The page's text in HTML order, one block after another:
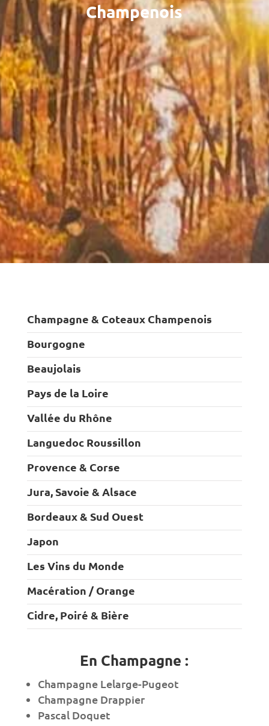
Champenois
Champagne & Coteaux Champenois
Bourgogne
Beaujolais
Pays de la Loire
Vallée du Rhône
Languedoc Roussillon
Provence & Corse
Jura, Savoie & Alsace
Bordeaux & Sud Ouest
Japon
Les Vins du Monde
Macération / Orange
Cidre, Poiré & Bière
En Champagne :
Champagne Lelarge-Pugeot
Champagne Drappier
Pascal Doquet